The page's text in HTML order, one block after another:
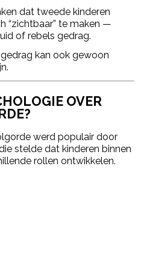
dat tweede kinderen
“zichtbaar” te maken —
of rebels gedrag.
kan ook gewoon
OVER
werd populair door
die stelde dat kinderen binnen
rollen ontwikkelen.